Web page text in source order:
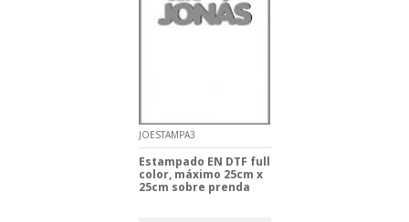
JOESTAMPA3
Estampado EN DTF full
color, máximo 25cm x
25cm sobre prenda